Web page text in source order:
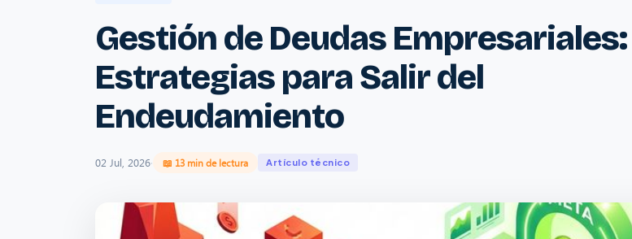
Gestión de Deudas Empresariales:
Estrategias para Salir del
Endeudamiento
02 Jul, 2026· 📖 13 min de lectura Artículo técnico